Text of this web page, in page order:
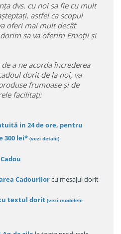
dvs. cu noi sa fie cu mult
astfel ca scopul
oferi mai mult decât
sa va oferim Emoții și
a ne acorda încrederea
dorit de la noi, va
frumoase și de
facilitați:
in 24 de ore, pentru
300 lei* (vezi detalii)
Cadourilorcu mesajul dorit
textul dorit (vezi modelele